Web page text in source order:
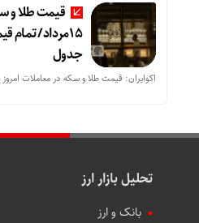
قیمت طلا و
15مرداد/ تمام
جدول
اکوایران: قیمت طلا و سکه در معاملات امروز
تحلیل بازار ارز
بانک و ارز